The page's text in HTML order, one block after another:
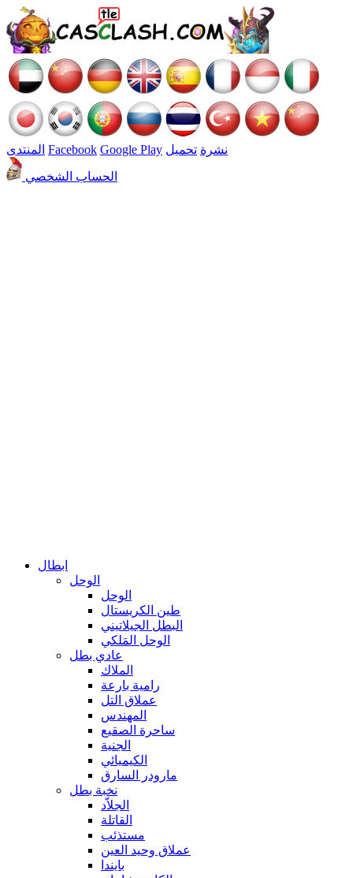
المنتدى Facebook Google Play نشرة تحميل
الحساب الشخصي
ابطال
الوحل
الوحل
طين الكريستال
البطل الجيلاتيني
الوحل المَلكي
عادي بطل
الملاك
رامية بارعة
عملاق التل
المهندس
ساحرة الصقيع
الجنية
الكيميائي
مارودر السارق
نخبة بطل
الجلاّد
القاتلة
مستذئب
عملاق وحيد العين
بايندا